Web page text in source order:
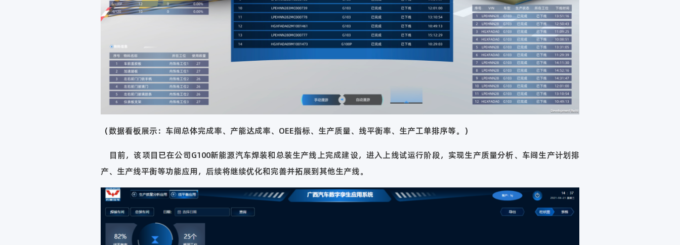
（数据看板展示：车间总体完成率、产能达成率、OEE指标、生产质量、线平衡率、生产工单排序等。）
目前，该项目已在公司G100新能源汽车焊装和总装生产线上完成建设，进入上线试运行阶段，实现生产质量分析、车间生产计划排
产、生产线平衡等功能应用，后续将继续优化和完善并拓展到其他生产线。